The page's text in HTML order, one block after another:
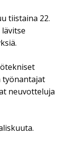
tiistaina 22.
työnantajat
neuvotteluja